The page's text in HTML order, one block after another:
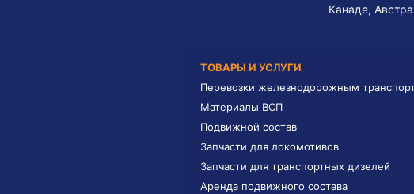
Канаде,
ТОВАРЫ И УСЛУГИ
Перевозки железнодорожным
Материалы ВСП
Подвижной состав
Запчасти для локомотивов
Запчасти для транспортных дизелей
Аренда подвижного состава